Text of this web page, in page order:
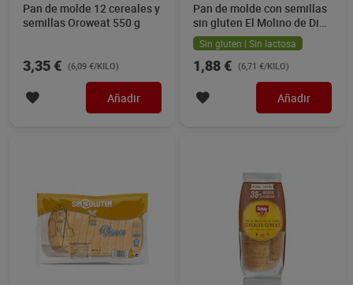
Pan de molde 12 cereales y
semillas Oroweat 550 g
3,35 € (6,09 €/KILO)
Añadir
Pan de molde con semillas
sin gluten El Molino de Dia
280 g
Sin gluten | Sin lactosa
1,88 € (6,71 €/KILO)
Añadir